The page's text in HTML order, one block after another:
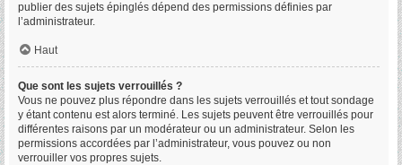
publier des sujets épinglés dépend des permissions définies par
l’administrateur.
Haut
Que sont les sujets verrouillés ?
Vous ne pouvez plus répondre dans les sujets verrouillés et tout sondage
y étant contenu est alors terminé. Les sujets peuvent être verrouillés pour
différentes raisons par un modérateur ou un administrateur. Selon les
permissions accordées par l’administrateur, vous pouvez ou non
verrouiller vos propres sujets.